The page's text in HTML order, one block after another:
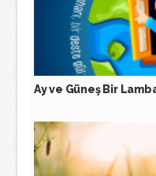
Ay ve Güneş Bir